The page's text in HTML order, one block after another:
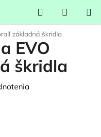
Hľadať
KOŠÍK
základná škridla
EVO
škridla